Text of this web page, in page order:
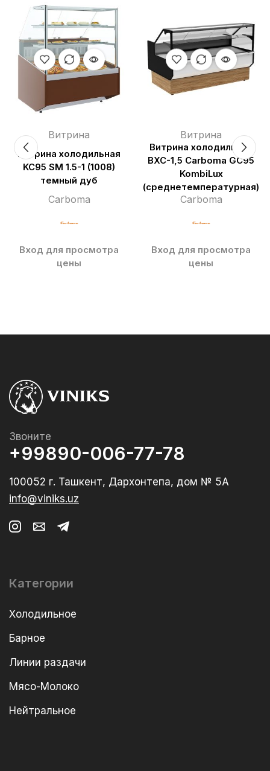
Витрина
Витрина холодильная
KC95 SM 1.5-1 (1008)
темный дуб
Carboma
Вход для просмотра
цены
Витрина
Витрина холодильная
ВХС-1,5 Carboma GC95
KombiLux
(среднетемпературная)
Carboma
Вход для просмотра
цены
Звоните
+99890-006-77-78
100052 г. Ташкент, Дархонтепа, дом № 5А
info@viniks.uz
Категории
Холодильное
Барное
Линии раздачи
Мясо-Молоко
Нейтральное